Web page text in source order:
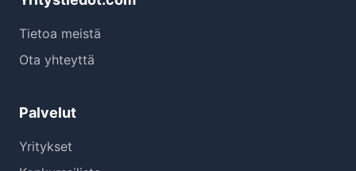
Tietoa meistä
Ota yhteyttä
Palvelut
Yritykset